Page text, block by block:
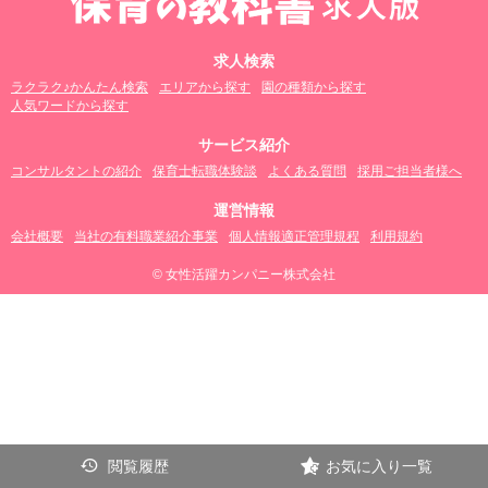
求人検索
ラクラク♪かんたん検索 エリアから探す
園の種類から探す
人気ワードから探す
サービス紹介
コンサルタントの紹介 保育士転職体験談 よくある質問 採用ご担当者様へ
運営情報
会社概要 当社の有料職業紹介事業 個人情報適正管理規程 利用規約
© 女性活躍カンパニー株式会社
閲覧履歴 お気に入り一覧